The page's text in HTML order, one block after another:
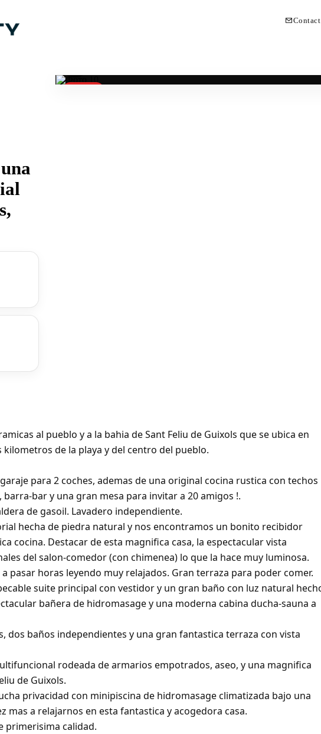
Contact
al pueblo y a la bahia de Sant Feliu de Guixols que se ubica en
de la playa y del centro del pueblo.
para 2 coches, ademas de una original cocina rustica con techos
bar y una gran mesa para invitar a 20 amigos !.
de gasoil. Lavadero independiente.
hecha de piedra natural y nos encontramos un bonito recibidor
cocina. Destacar de esta magnifica casa, la espectacular vista
del salon-comedor (con chimenea) lo que la hace muy luminosa.
pasar horas leyendo muy relajados. Gran terraza para poder comer.
suite principal con vestidor y un gran baño con luz natural
bañera de hidromasage y una moderna cabina ducha-sauna a
dos baños independientes y una gran fantastica terraza con vista
rodeada de armarios empotrados, aseo, y una magnifica
de Guixols.
privacidad con minipiscina de hidromasage climatizada bajo una
mas a relajarnos en esta fantastica y acogedora casa.
primerisima calidad.